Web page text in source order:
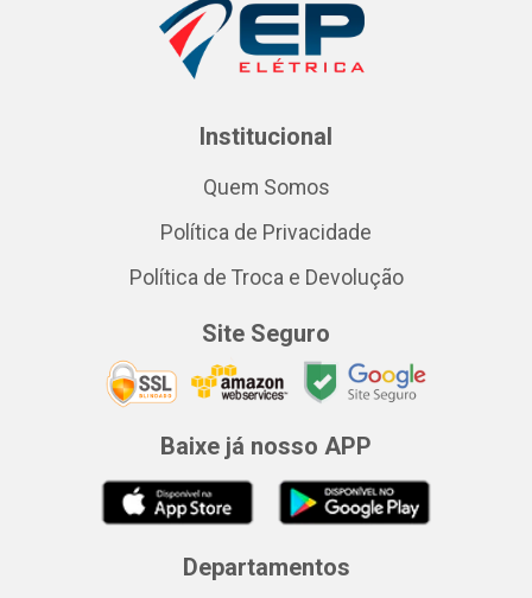
Institucional
Quem Somos
Política de Privacidade
Política de Troca e Devolução
Site Seguro
Baixe já nosso APP
Departamentos